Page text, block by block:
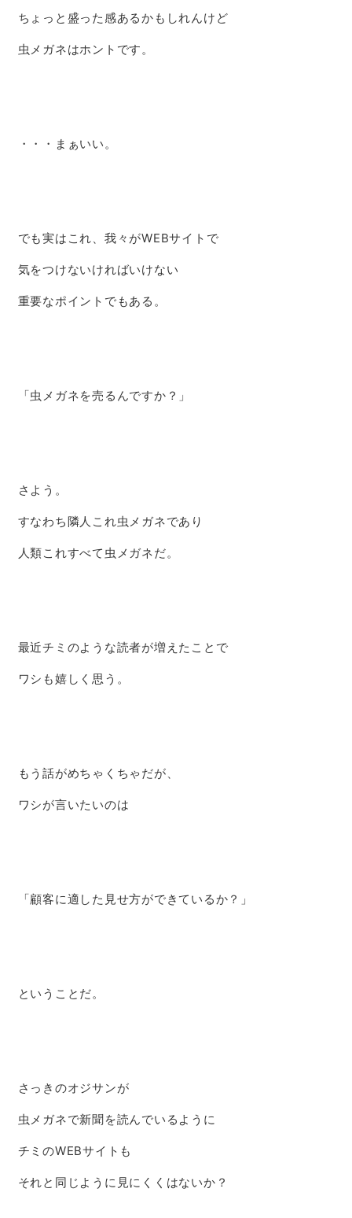
ちょっと盛った感あるかもしれんけど
虫メガネはホントです。
・・・まぁいい。
でも実はこれ、我々がWEBサイトで
気をつけないければいけない
重要なポイントでもある。
「虫メガネを売るんですか？」
さよう。
すなわち隣人これ虫メガネであり
人類これすべて虫メガネだ。
最近チミのような読者が増えたことで
ワシも嬉しく思う。
もう話がめちゃくちゃだが、
ワシが言いたいのは
「顧客に適した見せ方ができているか？」
ということだ。
さっきのオジサンが
虫メガネで新聞を読んでいるように
チミのWEBサイトも
それと同じように見にくくはないか？